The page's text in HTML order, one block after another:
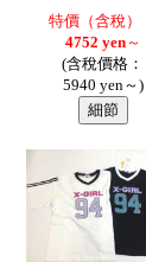
特價（含稅）
4752 yen～
(含稅價格：
5940 yen～)